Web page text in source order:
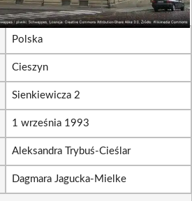
Polska
Cieszyn
Sienkiewicza 2
1 września 1993
Aleksandra Trybuś-Cieślar
Dagmara Jagucka-Mielke